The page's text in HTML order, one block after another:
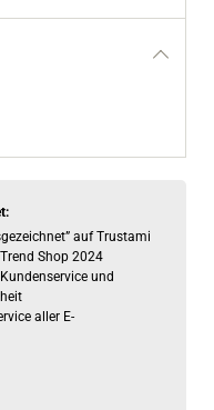
auf Trustami
Shop 2024
und
aller E-